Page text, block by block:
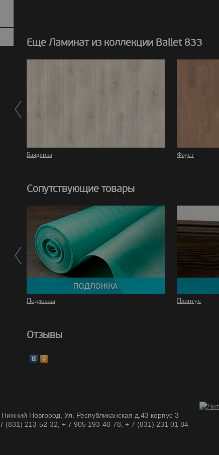
Еще Ламинат из коллекции Ballet 833
Баядерка Фауст
Сопутствующие товары
Подложка Плинтус
Отзывы
Новгород, Ул. Республиканская д.43 корпус 3
(831) 213-52-32, + 7 905 193-40-78, + 7 (831) 231 01 84